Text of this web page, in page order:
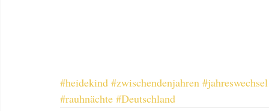
#heidekind #zwischendenjahren #jahreswechsel
#rauhnächte #Deutschland